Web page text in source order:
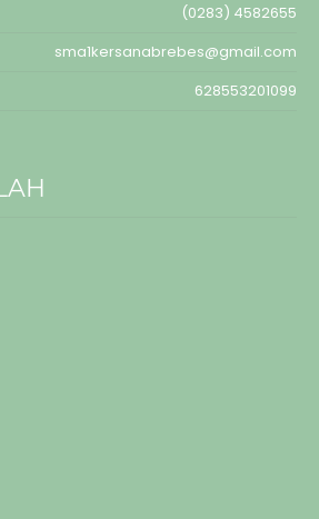
(0283) 4582655
sma1kersanabrebes@gmail.com
628553201099